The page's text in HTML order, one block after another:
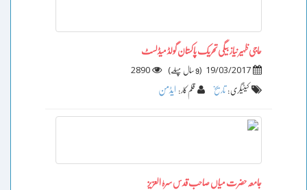
حاجی ظہیر نیاز بیگی تحریک پاکستان گولڈ میڈلسٹ
19/03/2017
(9 سال پہلے )
2890
کیٹیگری : تاریخ قلم کار : ایڈمن
جامعہ حضرت میاں صاحب قدس سرہٰ العزیز